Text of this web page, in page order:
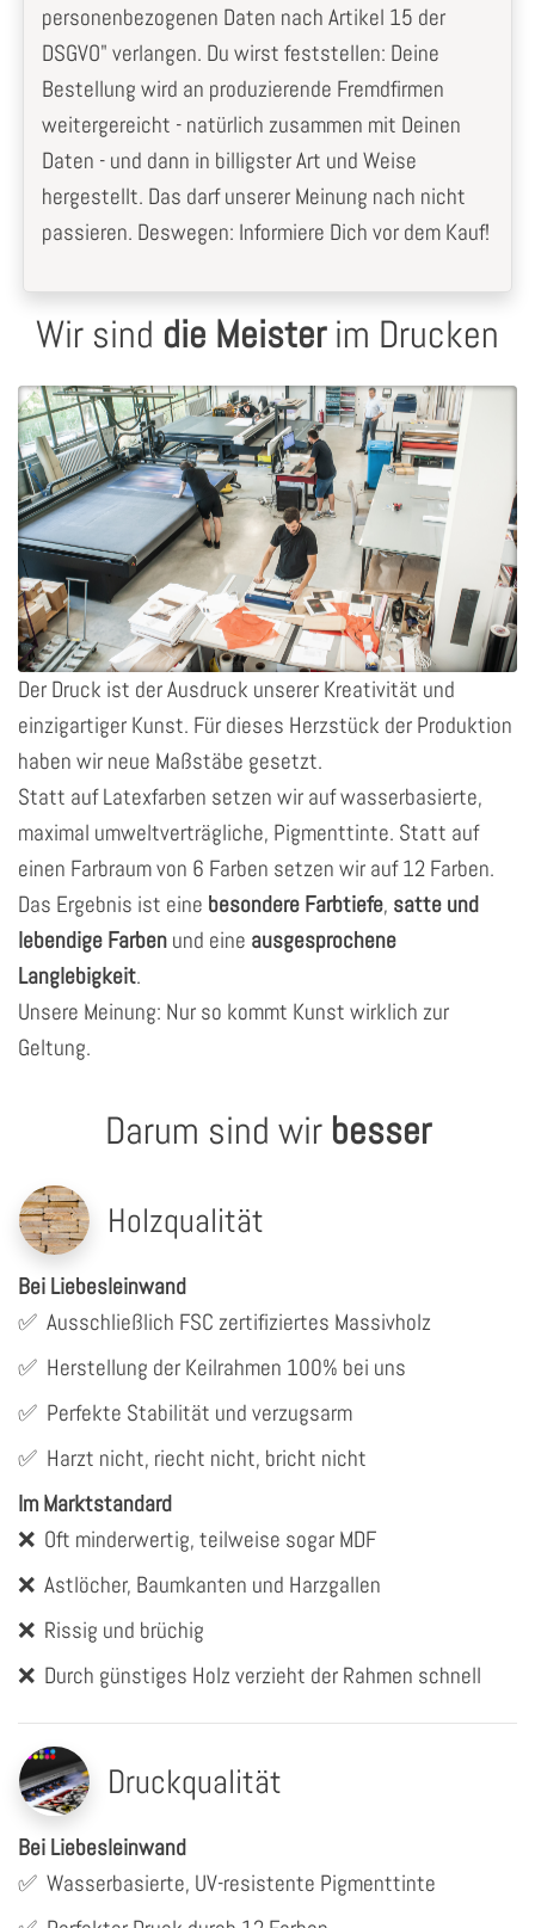
personenbezogenen Daten nach Artikel 15 der
DSGVO" verlangen. Du wirst feststellen: Deine
Bestellung wird an produzierende Fremdfirmen
weitergereicht - natürlich zusammen mit Deinen
Daten - und dann in billigster Art und Weise
hergestellt. Das darf unserer Meinung nach nicht
passieren. Deswegen: Informiere Dich vor dem Kauf!
Wir sind die Meisterim Drucken
Der Druck ist der Ausdruck unserer Kreativität und
einzigartiger Kunst. Für dieses Herzstück der Produktion
haben wir neue Maßstäbe gesetzt.
Statt auf Latexfarben setzen wir auf wasserbasierte,
maximal umweltverträgliche, Pigmenttinte. Statt auf
einen Farbraum von 6 Farben setzen wir auf 12 Farben.
Das Ergebnis ist eine besondere Farbtiefe, satte und
lebendige Farben und eine ausgesprochene
Langlebigkeit.
Unsere Meinung: Nur so kommt Kunst wirklich zur
Geltung.
Darum sind wir besser
Holzqualität
Bei Liebesleinwand
✅ Ausschließlich FSC zertifiziertes Massivholz
✅ Herstellung der Keilrahmen 100% bei uns
✅ Perfekte Stabilität und verzugsarm
✅ Harzt nicht, riecht nicht, bricht nicht
Im Marktstandard
❌ Oft minderwertig, teilweise sogar MDF
❌ Astlöcher, Baumkanten und Harzgallen
❌ Rissig und brüchig
❌ Durch günstiges Holz verzieht der Rahmen schnell
Druckqualität
Bei Liebesleinwand
✅ Wasserbasierte, UV-resistente Pigmenttinte